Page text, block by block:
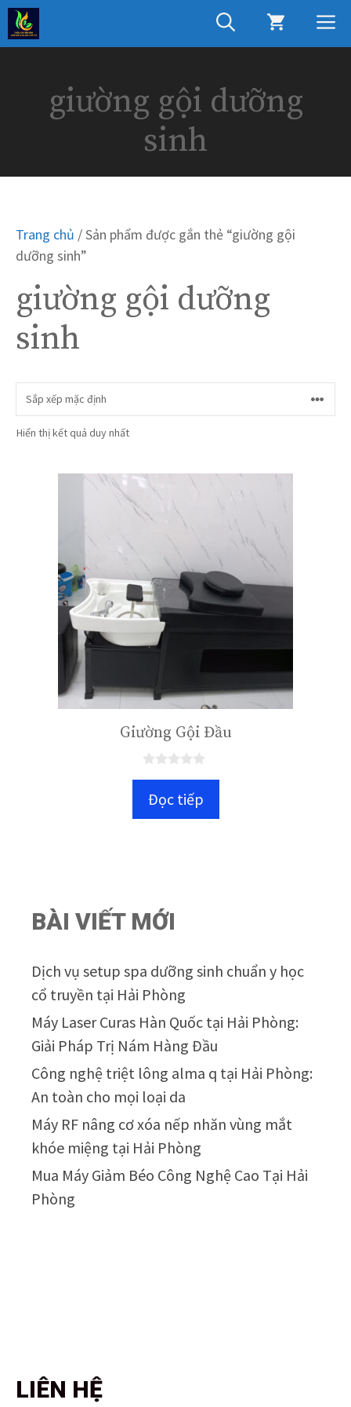
Chuyển
đến
nội
giường gội dưỡng
sinh
Trang chủ / Sản phẩm được gắn thẻ “giường gội
dưỡng sinh”
giường gội dưỡng
sinh
Hiển thị kết quả duy nhất
Giường Gội Đầu
gĐọc tiếp
BÀI VIẾT MỚI
Dịch vụ setup spa dưỡng sinh chuẩn y học
cổ truyền tại Hải Phòng
Máy Laser Curas Hàn Quốc tại Hải Phòng:
Giải Pháp Trị Nám Hàng Đầu
Công nghệ triệt lông alma q tại Hải Phòng:
An toàn cho mọi loại da
Máy RF nâng cơ xóa nếp nhăn vùng mắt
khóe miệng tại Hải Phòng
Mua Máy Giảm Béo Công Nghệ Cao Tại Hải
Phòng
LIÊN HỆ